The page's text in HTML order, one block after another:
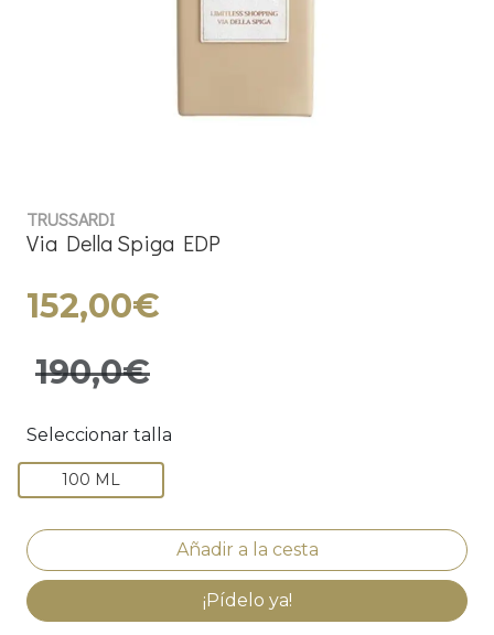
TRUSSARDI
Via Della Spiga EDP
152,00€
190,0€
Seleccionar talla
100 ML
¡Pídelo ya!